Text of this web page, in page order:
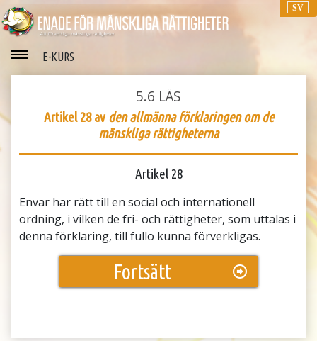
SV
E-KURS
5.6 LÄS
Artikel 28 av den allmänna förklaringen om de
mänskliga rättigheterna
Artikel 28
Envar har rätt till en social och internationell
ordning, i vilken de fri- och rättigheter, som uttalas i
denna förklaring, till fullo kunna förverkligas.
Fortsätt